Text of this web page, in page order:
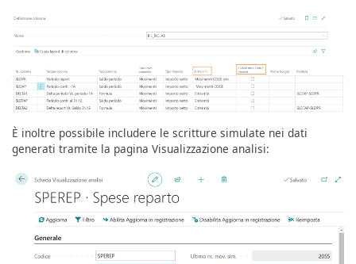
È inoltre possibile includere le scritture simulate nei dati
generati tramite la pagina Visualizzazione analisi: